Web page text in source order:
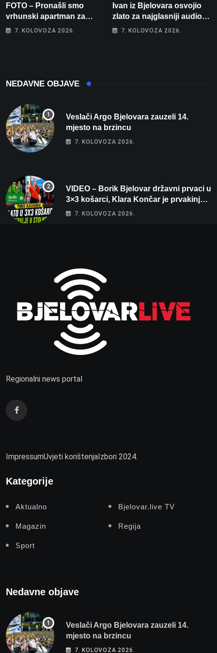
FOTO – Pronašli smo
vrhunski apartman za
odmor: Pogled na more, tri
7. KOLOVOZA 2026.
Ivan iz Bjelovara osvojio
zlato za najglasniji audio
sustav i srušio osobni
7. KOLOVOZA 2026.
NEDAVNE OBJAVE
Veslači Argo Bjelovara zauzeli 14.
mjesto na brzincu
7. KOLOVOZA 2026.
VIDEO – Borik Bjelovar državni prvaci u
3×3 košarci, Klara Končar je prvakinja
Hrvatske u stolnom tenisu!
7. KOLOVOZA 2026.
Regionalni news portal
ImpressumUvjeti korištenjaIzbori 2024.
Kategorije
Aktualno Bjelovar.live TV
Magazin Regija
Sport
Nedavne objave
Veslači Argo Bjelovara zauzeli 14.
mjesto na brzincu
7. KOLOVOZA 2026.